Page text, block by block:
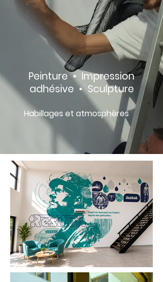
Peinture • Impression
adhésive •Sculpture
Habillages et atmosphères